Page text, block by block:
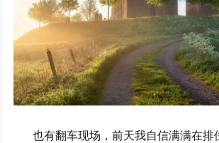
也有翻车现场，前天我自信满满在排